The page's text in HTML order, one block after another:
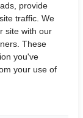
Sun Living
S 72 DL
Benelux
Edition
Actie !
Bekijk
provide
traffic. We
site with our
These
you've
your use of